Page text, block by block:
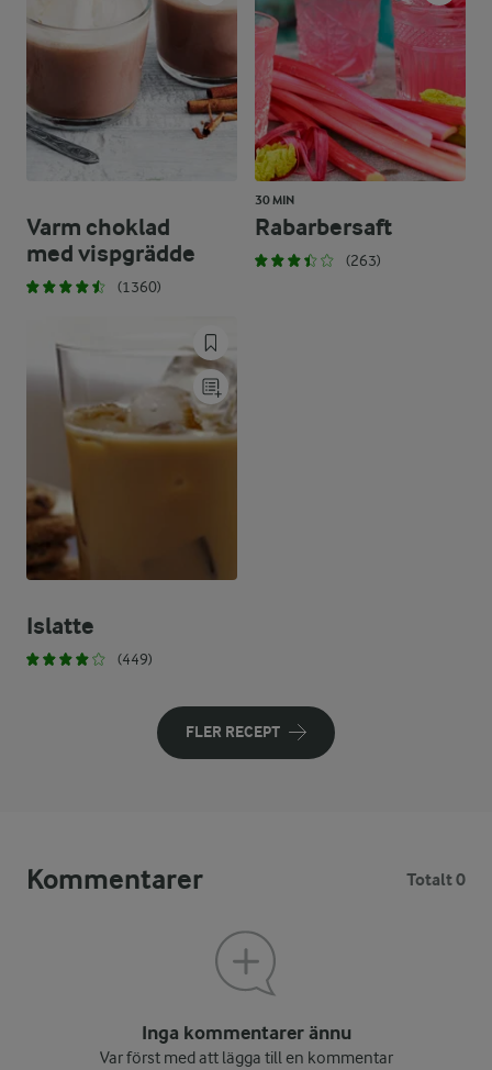
Varm choklad
med vispgrädde
(1360)
30 MIN
Rabarbersaft
(263)
Islatte
(449)
FLER RECEPT
Kommentarer Totalt 0
Inga kommentarer ännu
Var först med att lägga till en kommentar